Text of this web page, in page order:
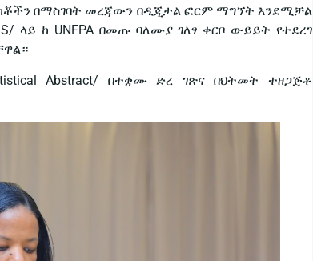
በማስገባት መረጃውን በዲጂታል ፎርም ማግኘት እንደሚቻል
ላይ ከ UNFPA በመጡ ባለሙያ ገለፃ ቀርቦ ውይይት የተደረገ
Abstract/ በተቋሙ ድረ ገጽና በህትመት ተዘጋጅቶ